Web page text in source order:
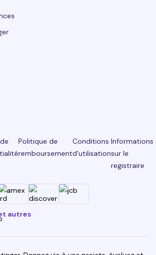
Politique de
remboursement
Conditions
d'utilisation
Informations
sur le
registraire
autres